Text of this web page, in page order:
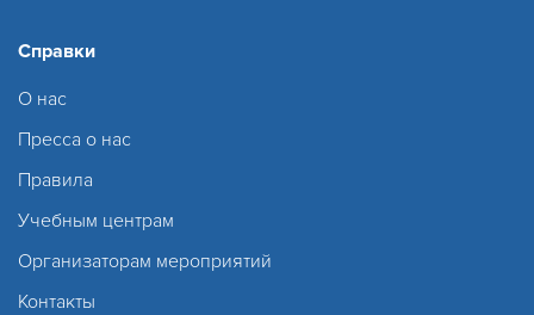
Справки
О нас
Пресса о нас
Правила
Учебным центрам
Организаторам мероприятий
Контакты